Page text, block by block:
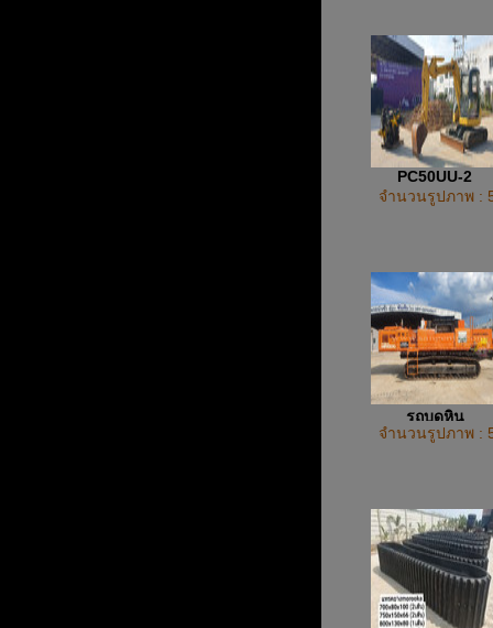
PC50UU-2
จำนวนรูปภาพ :
รถบดหิน
จำนวนรูปภาพ :